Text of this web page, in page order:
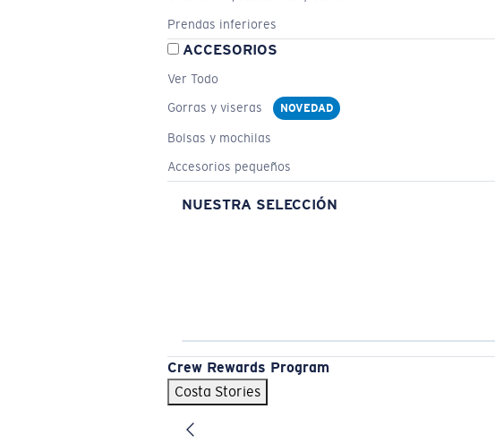
Prendas inferiores
ACCESORIOS
Ver Todo
Gorras y viseras
NOVEDAD
Bolsas y mochilas
Accesorios pequeños
NUESTRA SELECCIÓN
Crew Rewards Program
Costa Stories